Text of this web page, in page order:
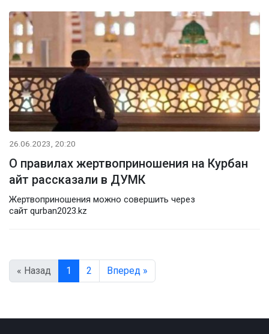
26.06.2023, 20:20
О правилах жертвоприношения на Курбан
айт рассказали в ДУМК
Жертвоприношения можно совершить через
сайт qurban2023.kz
« Назад 1 2 Вперед »